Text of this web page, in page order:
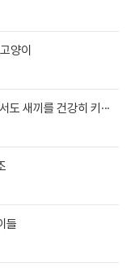
양이
새끼를 건강히 키···
들